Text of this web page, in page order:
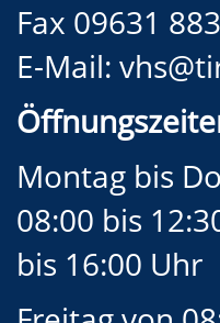
Fax 09631
E-Mail:
Montag bis
08:00 bis
bis 16:00 Uhr